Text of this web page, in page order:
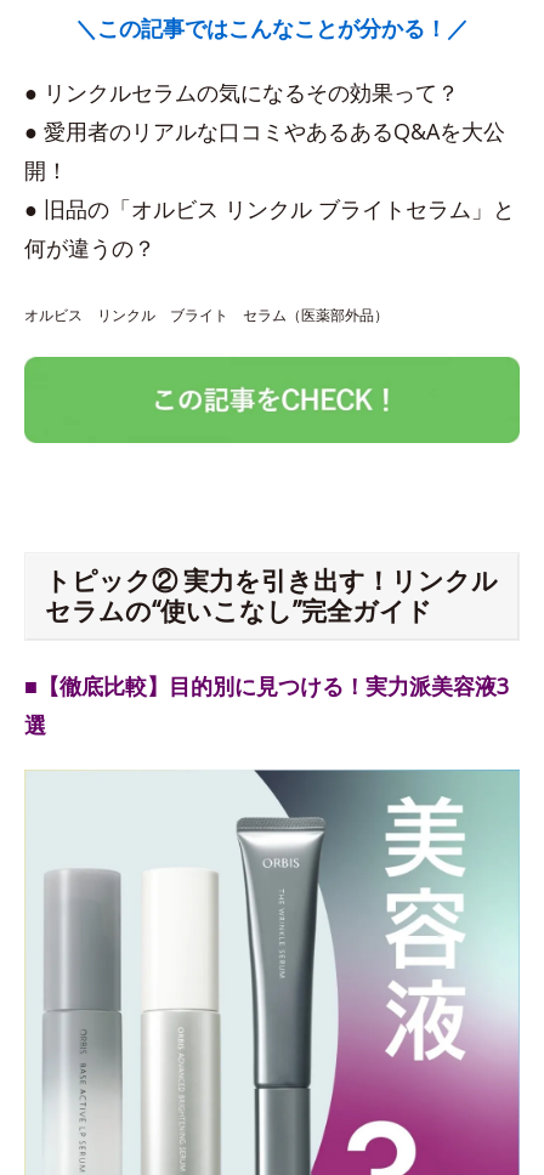
＼この記事ではこんなことが分かる！／
● リンクルセラムの気になるその効果って？
● 愛用者のリアルな口コミやあるあるQ&Aを大公
開！
● 旧品の「オルビス リンクル ブライトセラム」と
何が違うの？
オルビス リンクル ブライト セラム（医薬部外品）
トピック② 実力を引き出す！リンクル
セラムの“使いこなし”完全ガイド
■【徹底比較】目的別に見つける！実力派美容液3
選